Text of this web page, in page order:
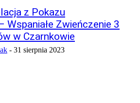
z Pokazu
Wspaniałe Zwieńczenie 3
w Czarnkowie
- 31 sierpnia 2023